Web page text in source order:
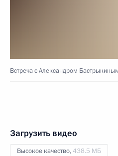
Встреча с Александром
Загрузить видео
Высокое качество,438.5 МБ